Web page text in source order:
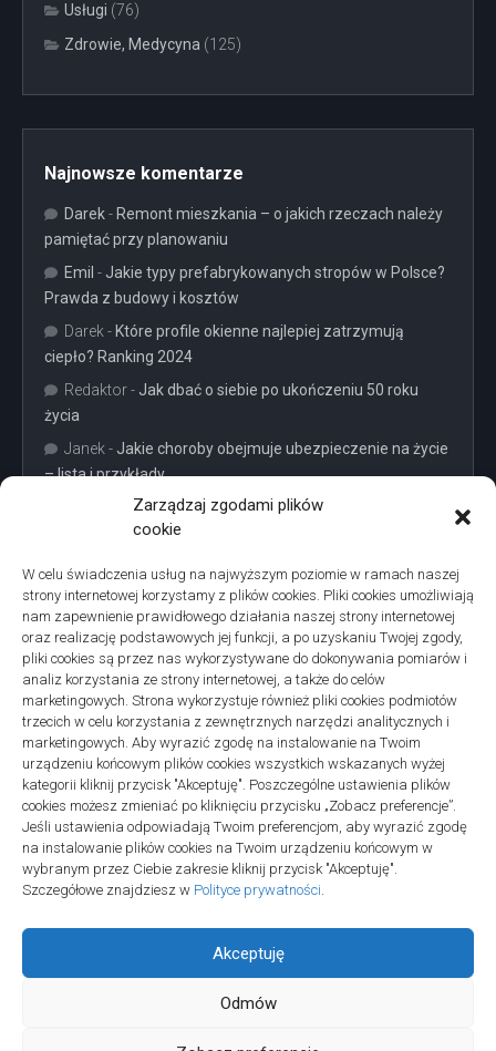
Zarządzaj zgodami plików
cookie
W celu świadczenia usług na najwyższym poziomie w ramach naszej
strony internetowej korzystamy z plików cookies. Pliki cookies umożliwiają
nam zapewnienie prawidłowego działania naszej strony internetowej
oraz realizację podstawowych jej funkcji, a po uzyskaniu Twojej zgody,
pliki cookies są przez nas wykorzystywane do dokonywania pomiarów i
analiz korzystania ze strony internetowej, a także do celów
marketingowych. Strona wykorzystuje również pliki cookies podmiotów
trzecich w celu korzystania z zewnętrznych narzędzi analitycznych i
marketingowych. Aby wyrazić zgodę na instalowanie na Twoim
urządzeniu końcowym plików cookies wszystkich wskazanych wyżej
kategorii kliknij przycisk "Akceptuję". Poszczególne ustawienia plików
cookies możesz zmieniać po kliknięciu przycisku „Zobacz preferencje”.
Jeśli ustawienia odpowiadają Twoim preferencjom, aby wyrazić zgodę
na instalowanie plików cookies na Twoim urządzeniu końcowym w
wybranym przez Ciebie zakresie kliknij przycisk "Akceptuję".
Szczegółowe znajdziesz w Polityce prywatności.
Akceptuję
Odmów
Usługi (76)
Zdrowie, Medycyna (125)
Najnowsze komentarze
Darek- Remont mieszkania – o jakich rzeczach należy
pamiętać przy planowaniu
Emil - Jakie typy prefabrykowanych stropów w Polsce?
Prawda z budowy i kosztów
Darek - Które profile okienne najlepiej zatrzymują
ciepło? Ranking 2024
Redaktor- Jak dbać o siebie po ukończeniu 50 roku
życia
Janek - Jakie choroby obejmuje ubezpieczenie na życie
– lista i przykłady
Projekty domów Podkarpacie
linki z nap